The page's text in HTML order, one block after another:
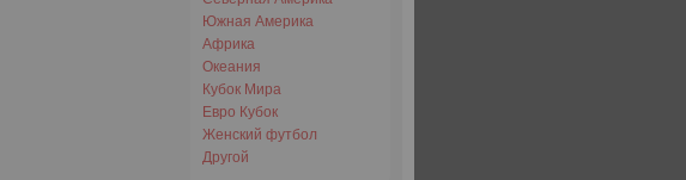
Южная Америка
Африка
Океания
Кубок Мира
Евро Кубок
Женский футбол
Другой